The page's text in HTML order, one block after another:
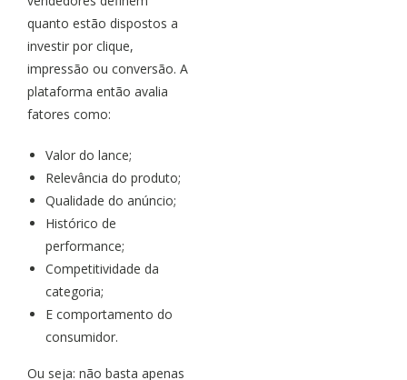
quanto estão dispostos a
investir por clique,
impressão ou conversão. A
plataforma então avalia
fatores como:
Valor do lance;
Relevância do produto;
Qualidade do anúncio;
Histórico de
performance;
Competitividade da
categoria;
E comportamento do
consumidor.
Ou seja: não basta apenas